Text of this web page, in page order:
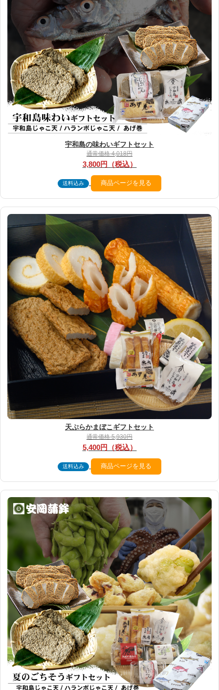
宇和島の味わいギフトセット
通常価格 4,018円
3,800円（税込）
送料込み 商品ページを見る
天ぷらかまぼこギフトセット
通常価格 5,930円
5,400円（税込）
送料込み 商品ページを見る